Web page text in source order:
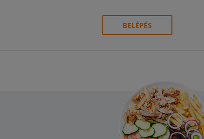
BELÉPÉS